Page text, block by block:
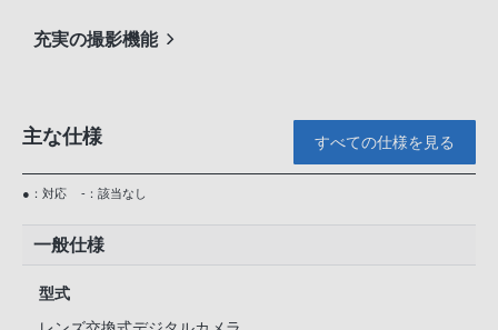
充実の撮影機能
主な仕様 すべての仕様を見る
●：対応 -：該当なし
一般仕様
型式